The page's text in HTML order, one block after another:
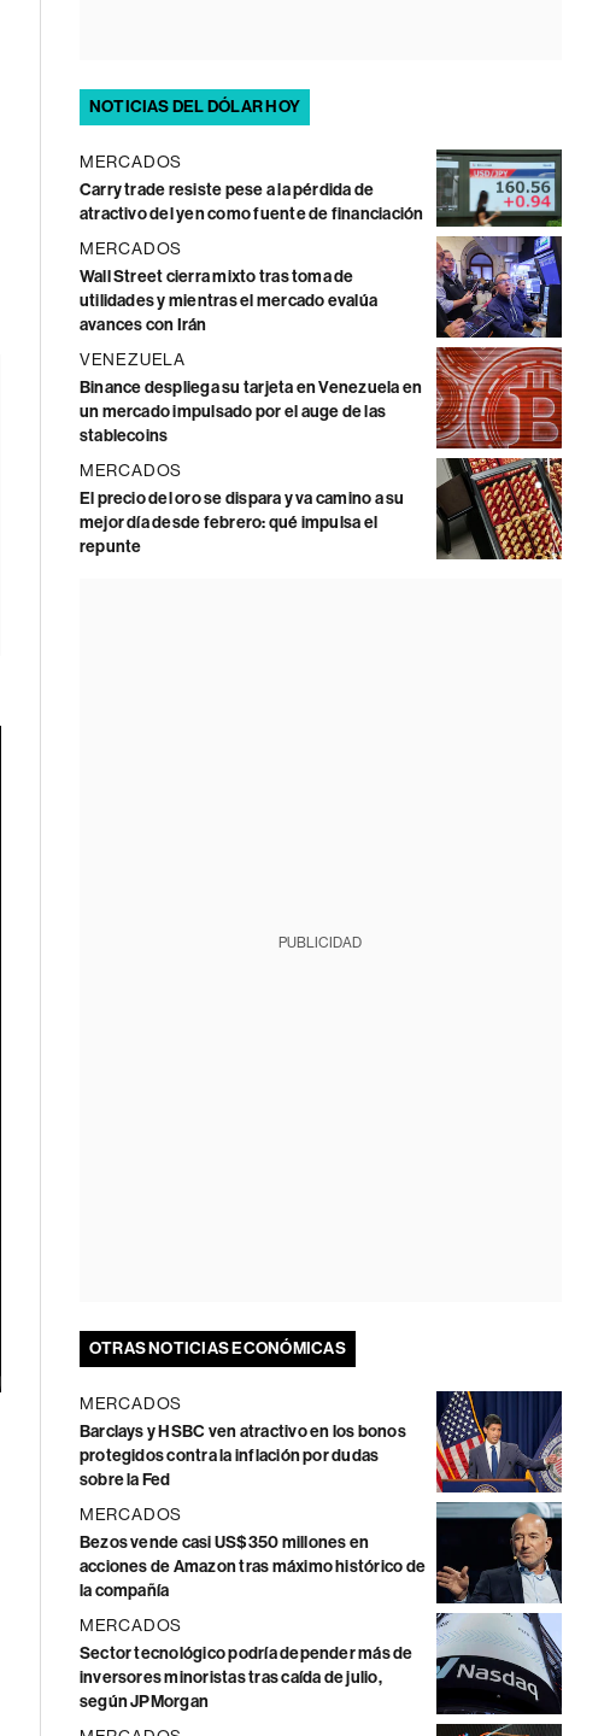
NOTICIAS DEL DÓLAR HOY
MERCADOS
Carry trade resiste pese a la pérdida de
atractivo del yen como fuente de financiación
MERCADOS
Wall Street cierra mixto tras toma de
utilidades y mientras el mercado evalúa
avances con Irán
VENEZUELA
Binance despliega su tarjeta en Venezuela en
un mercado impulsado por el auge de las
stablecoins
MERCADOS
El precio del oro se dispara y va camino a su
mejor día desde febrero: qué impulsa el
repunte
PUBLICIDAD
OTRAS NOTICIAS ECONÓMICAS
MERCADOS
Barclays y HSBC ven atractivo en los bonos
protegidos contra la inflación por dudas
sobre la Fed
MERCADOS
Bezos vende casi US$350 millones en
acciones de Amazon tras máximo histórico de
la compañía
MERCADOS
Sector tecnológico podría depender más de
inversores minoristas tras caída de julio,
según JPMorgan